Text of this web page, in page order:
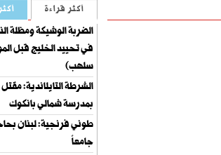
أكثر قراءة
الضربة الوشيكة ومظلة
في تحييد الخليج قبل
سلهب)
بمدرسة شمالي بانكوك
طوني فرنجية: لبنان
جامعاً